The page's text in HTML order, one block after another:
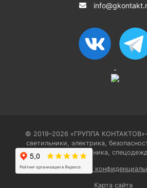
© 2019–2026 «ГРУППА КОНТАКТОВ»-
светильники, электрика,
сантехника,
Политика
Карта сайта